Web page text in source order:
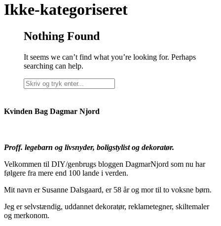
Ikke-kategoriseret
Nothing Found
It seems we can’t find what you’re looking for. Perhaps
searching can help.
Kvinden Bag Dagmar Njord
Proff. legebarn og livsnyder, boligstylist og dekoratør.
Velkommen til DIY/genbrugs bloggen DagmarNjord som nu har
følgere fra mere end 100 lande i verden.
Mit navn er Susanne Dalsgaard, er 58 år og mor til to voksne børn.
Jeg er selvstændig, uddannet dekoratør, reklametegner, skiltemaler
og merkonom.